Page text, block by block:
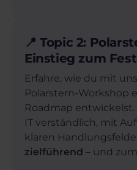
📍 Topic 2:
Einstieg zum
Erfahre, wie du mit
Polarstern-Workshop
Roadmap
IT verständlich, mit
klaren
zielführend – und zum